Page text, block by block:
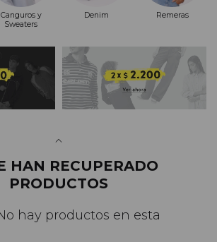
Canguros y
Sweaters
Denim Remeras
HAN RECUPERADO
PRODUCTOS
hay productos en esta